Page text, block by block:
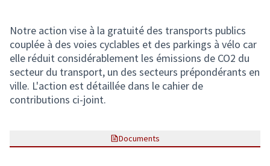
Notre action vise à la gratuité des transports publics
couplée à des voies cyclables et des parkings à vélo car
elle réduit considérablement les émissions de CO2 du
secteur du transport, un des secteurs prépondérants en
ville. L'action est détaillée dans le cahier de
contributions ci-joint.
Documents